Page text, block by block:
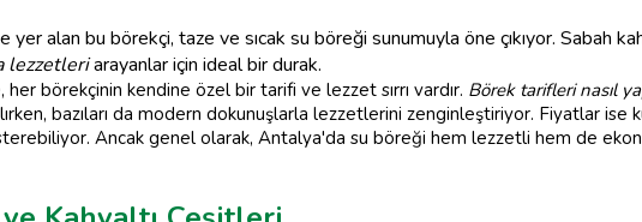
alan bu börekçi, taze ve sıcak su böreği sunumuyla öne çıkıyor. Sabah
lezzetleriarayanlar için ideal bir durak.
börekçinin kendine özel bir tarifi ve lezzet sırrı vardır. Börek tarifleri nasıl
bazıları da modern dokunuşlarla lezzetlerini zenginleştiriyor. Fiyatlar ise
Ancak genel olarak, Antalya'da su böreği hem lezzetli hem de